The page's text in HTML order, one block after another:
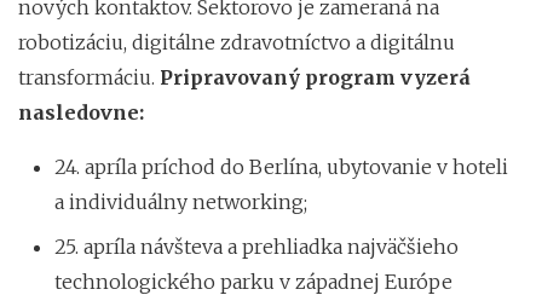
nových kontaktov. Sektorovo je zameraná na
robotizáciu, digitálne zdravotníctvo a digitálnu
transformáciu. Pripravovaný program vyzerá
nasledovne:
24. apríla príchod do Berlína, ubytovanie v hoteli
a individuálny networking;
25. apríla návšteva a prehliadka najväčšieho
technologického parku v západnej Európe